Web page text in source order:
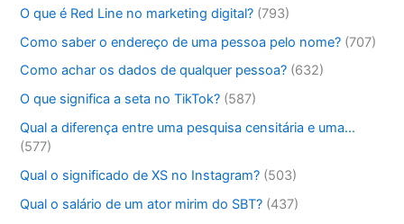
O que é Red Line no marketing digital? (793)
Como saber o endereço de uma pessoa pelo nome? (707)
Como achar os dados de qualquer pessoa? (632)
O que significa a seta no TikTok? (587)
Qual a diferença entre uma pesquisa censitária e uma…
(577)
Qual o significado de XS no Instagram? (503)
Qual o salário de um ator mirim do SBT? (437)